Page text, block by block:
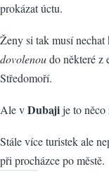
prokázat úctu.
Ženy si tak musí
dovolenoudo některé z
Středomoří.
Ale vDubajije to
Stále více turistek ale
při procházce po městě.